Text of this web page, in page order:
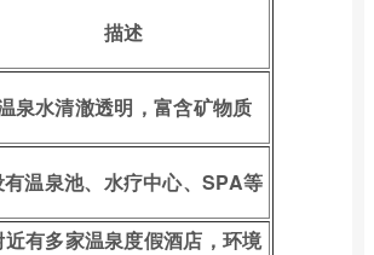
描述
泉水清澈透明，富含矿物质
有温泉池、水疗中心、SPA等
近有多家温泉度假酒店，环境